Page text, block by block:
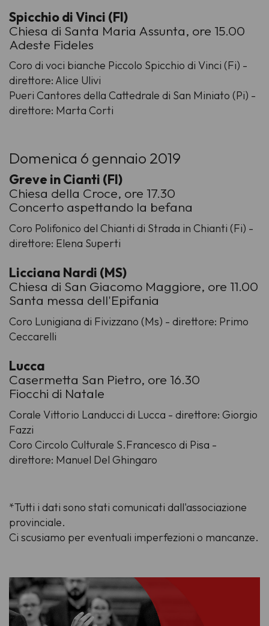
Spicchio di Vinci (FI)
Chiesa di Santa Maria Assunta, ore 15.00
Adeste Fideles
Coro di voci bianche Piccolo Spicchio di Vinci (Fi) -
direttore: Alice Ulivi
Pueri Cantores della Cattedrale di San Miniato (Pi) -
direttore: Marta Corti
Domenica 6 gennaio 2019
Greve in Cianti (FI)
Chiesa della Croce, ore 17.30
Concerto aspettando la befana
Coro Polifonico del Chianti di Strada in Chianti (Fi) -
direttore: Elena Superti
Licciana Nardi (MS)
Chiesa di San Giacomo Maggiore, ore 11.00
Santa messa dell'Epifania
Coro Lunigiana di Fivizzano (Ms) - direttore: Primo
Ceccarelli
Lucca
Casermetta San Pietro, ore 16.30
Fiocchi di Natale
Corale Vittorio Landucci di Lucca - direttore: Giorgio
Fazzi
Coro Circolo Culturale S.Francesco di Pisa -
direttore: Manuel Del Ghingaro
*Tutti i dati sono stati comunicati dall'associazione
provinciale.
Ci scusiamo per eventuali imperfezioni o mancanze.